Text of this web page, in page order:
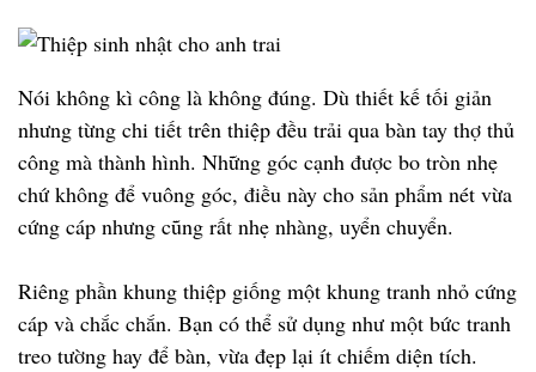
Nói không kì công là không đúng. Dù thiết kế tối giản
nhưng từng chi tiết trên thiệp đều trải qua bàn tay thợ thủ
công mà thành hình. Những góc cạnh được bo tròn nhẹ
chứ không để vuông góc, điều này cho sản phẩm nét vừa
cứng cáp nhưng cũng rất nhẹ nhàng, uyển chuyển.
Riêng phần khung thiệp giống một khung tranh nhỏ cứng
cáp và chắc chắn. Bạn có thể sử dụng như một bức tranh
treo tường hay để bàn, vừa đẹp lại ít chiếm diện tích.